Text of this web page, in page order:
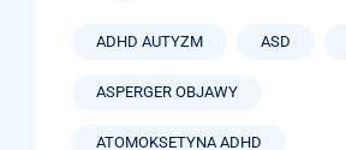
ADHD AUTYZM ASD
ASPERGER OBJAWY
ATOMOKSETYNA ADHD